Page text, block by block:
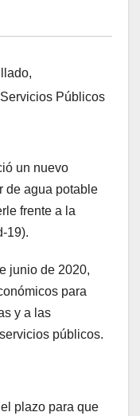
,
Públicos
un nuevo
de agua potable
frente a la
19).
junio de 2020,
para
y a las
públicos.
plazo para que